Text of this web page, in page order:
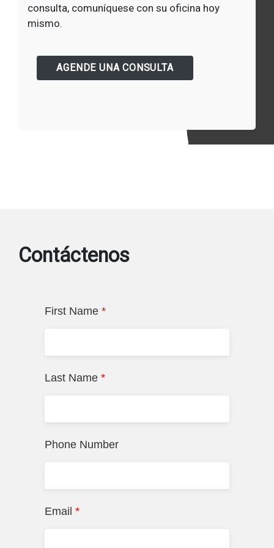
consulta, comuníquese con su oficina hoy
mismo.
AGENDE UNA CONSULTA
Contáctenos